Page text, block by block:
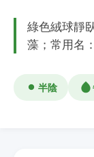
綠色絨球靜
藻；常用名
半陰